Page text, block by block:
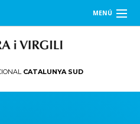
MENÚ
CATALUNYA SUD